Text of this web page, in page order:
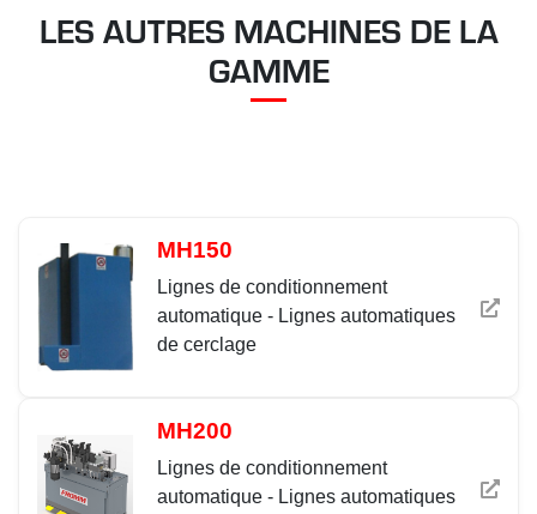
LES AUTRES MACHINES DE LA
GAMME
MH150
Lignes de conditionnement
automatique - Lignes automatiques
de cerclage
MH200
Lignes de conditionnement
automatique - Lignes automatiques